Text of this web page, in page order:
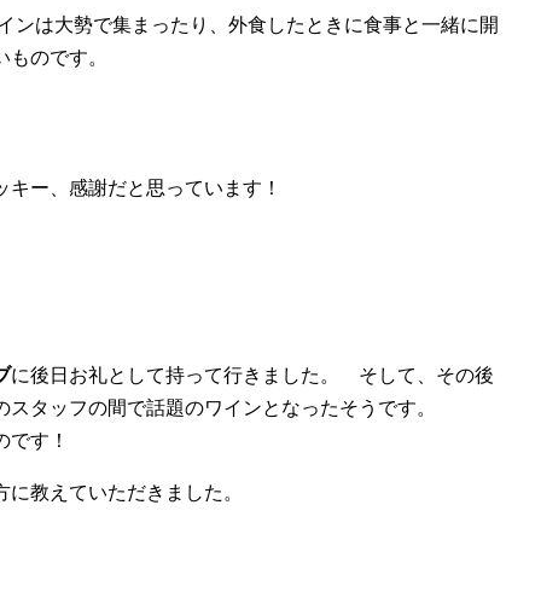
は大勢で集まったり、外食したときに食事と一緒に開
のです。
ー、感謝だと思っています！
に後日お礼として持って行きました。 そして、その後
タッフの間で話題のワインとなったそうです。
す！
に教えていただきました。